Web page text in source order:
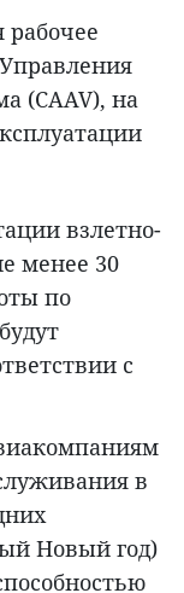
рабочее
(CAAV), на
взлетно-
менее 30
по
с
в
Новый год)